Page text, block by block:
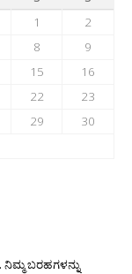
1
2
8
9
15
16
22
23
29
30
ಬರಹಗಳನ್ನು